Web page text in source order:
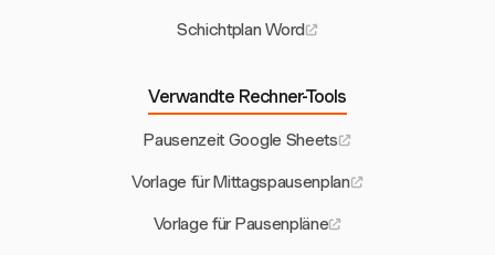
Schichtplan Word
Verwandte Rechner-Tools
Pausenzeit Google Sheets
Vorlage für Mittagspausenplan
Vorlage für Pausenpläne